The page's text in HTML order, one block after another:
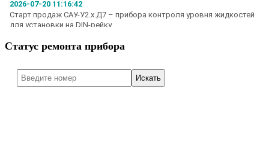
Статус ремонта прибора